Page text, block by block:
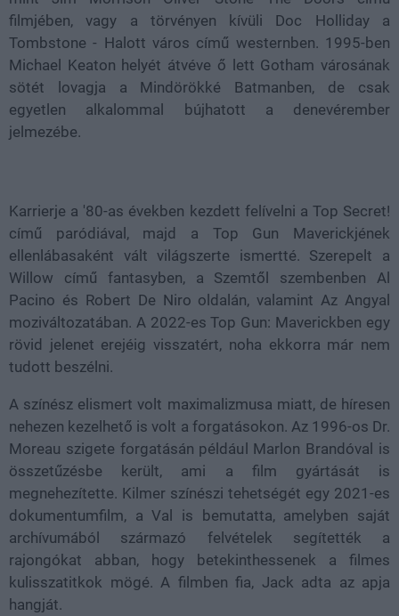
filmjében, vagy a törvényen kívüli Doc Holliday a
Tombstone - Halott város című westernben. 1995-ben
Michael Keaton helyét átvéve ő lett Gotham városának
sötét lovagja a Mindörökké Batmanben, de csak
egyetlen alkalommal bújhatott a denevérember
jelmezébe.
Karrierje a '80-as években kezdett felívelni a Top Secret!
című paródiával, majd a Top Gun Maverickjének
ellenlábasaként vált világszerte ismertté. Szerepelt a
Willow című fantasyben, a Szemtől szembenben Al
Pacino és Robert De Niro oldalán, valamint Az Angyal
moziváltozatában. A 2022-es Top Gun: Maverickben egy
rövid jelenet erejéig visszatért, noha ekkorra már nem
tudott beszélni.
A színész elismert volt maximalizmusa miatt, de híresen
nehezen kezelhető is volt a forgatásokon. Az 1996-os Dr.
Moreau szigete forgatásán például Marlon Brandóval is
összetűzésbe került, ami a film gyártását is
megnehezítette. Kilmer színészi tehetségét egy 2021-es
dokumentumfilm, a Val is bemutatta, amelyben saját
archívumából származó felvételek segítették a
rajongókat abban, hogy betekinthessenek a filmes
kulisszatitkok mögé. A filmben fia, Jack adta az apja
hangját.